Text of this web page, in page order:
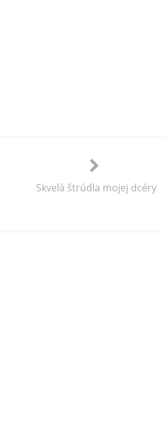
Skvelá štrúdla mojej dcéry